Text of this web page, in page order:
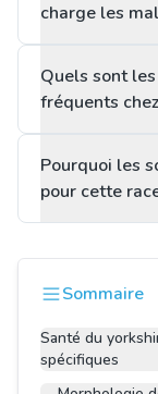
charge les
Quels sont
fréquents
Pourquoi les
pour cette
Sommaire
Santé du
spécifiques